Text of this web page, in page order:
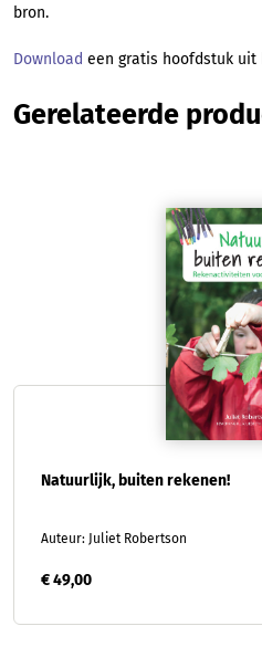
bron.
Download een gratis hoofdstuk uit
Productgalerij overslaan
Gerelateerde
Natuurlijk, buiten rekenen!
Auteur: Juliet Robertson
€ 49,00